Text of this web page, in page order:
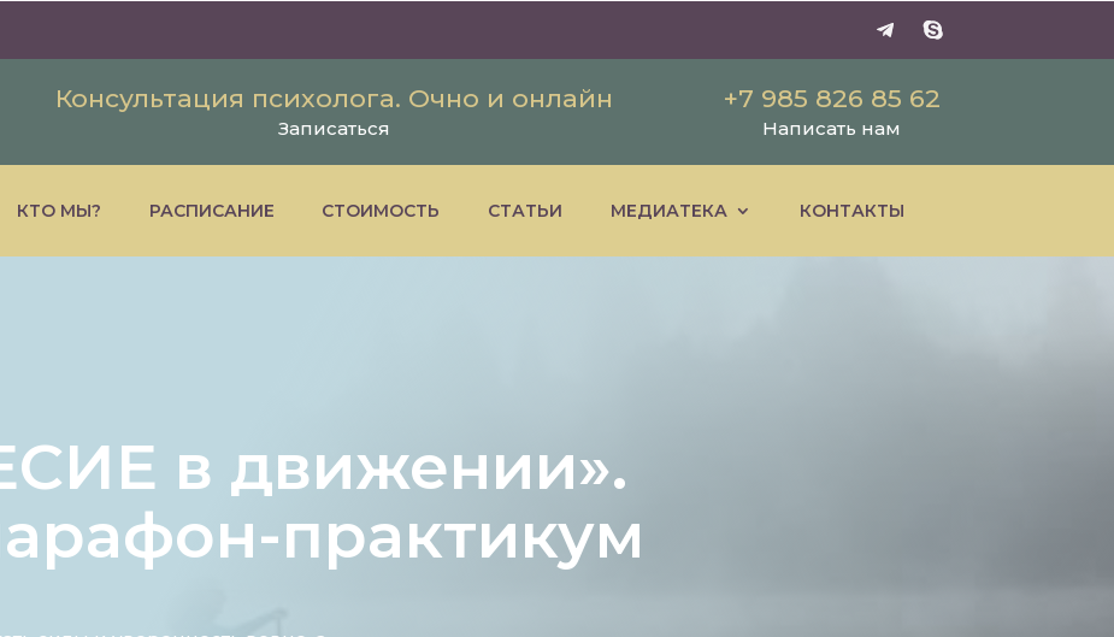
Консультация психолога. Очно и онлайн
Записаться
+7 985 826 85 62
Написать нам
КТО МЫ? РАСПИСАНИЕ СТОИМОСТЬ СТАТЬИ МЕДИАТЕКА КОНТАКТЫ
в движении».
практикум